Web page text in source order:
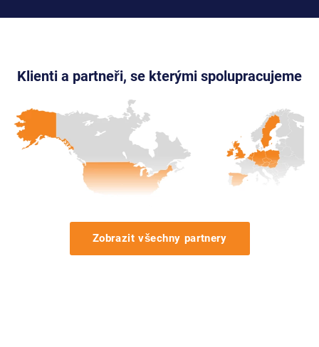
Klienti a partneři, se kterými spolupracujeme
Zobrazit všechny partnery